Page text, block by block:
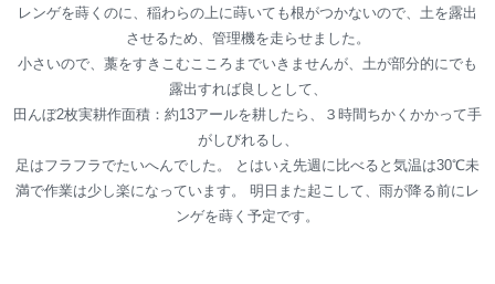
レンゲを蒔くのに、稲わらの上に蒔いても根がつかないので、土を露出
させるため、管理機を走らせました。
小さいので、藁をすきこむこころまでいきませんが、土が部分的にでも
露出すれば良しとして、
田んぼ2枚実耕作面積：約13アールを耕したら、３時間ちかくかかって手
がしびれるし、
足はフラフラでたいへんでした。 とはいえ先週に比べると気温は30℃未
満で作業は少し楽になっています。 明日また起こして、雨が降る前にレ
ンゲを蒔く予定です。